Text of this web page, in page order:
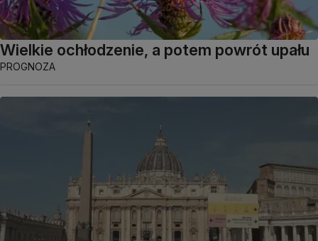
Wielkie ochłodzenie, a potem powrót upału
PROGNOZA